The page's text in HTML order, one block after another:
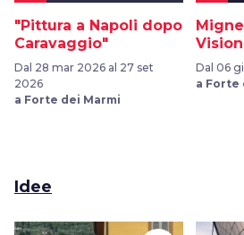
"Pittura a Napoli dopo
Caravaggio"
Dal 28 mar 2026 al 27 set
2026
a Forte dei Marmi
Dal 06
a Forte
Idee